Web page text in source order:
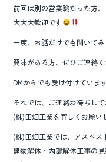
前回は別の営業職だった方、
大大大歓迎です
一度、お話だけでも聞いてみ
興味がある方、ぜひご連絡
DMからでも受け付けていま
それでは、ご連絡お待ちして
(株)田畑工業を宜しくお願い
(株)田畑工業では、アスベス
建物解体・内部解体工事の